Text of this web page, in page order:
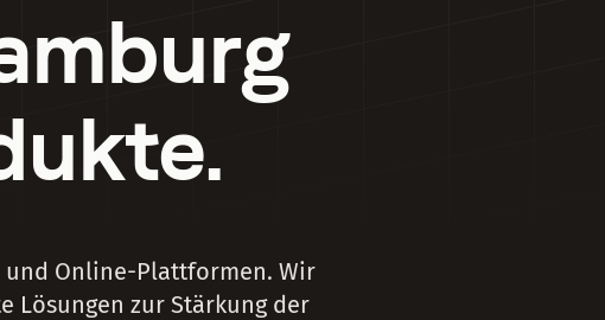
Online-Plattformen. Wir
Lösungen zur Stärkung der